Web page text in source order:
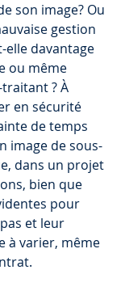
son image? Ou
gestion
elle davantage
ou même
traitant ? À
en sécurité
de temps
image de sous-
dans un projet
bien que
pour
et leur
à varier, même